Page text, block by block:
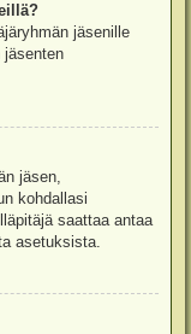
jäsenille
jäsenten
jäsen,
kohdallasi
saattaa antaa
asetuksista.